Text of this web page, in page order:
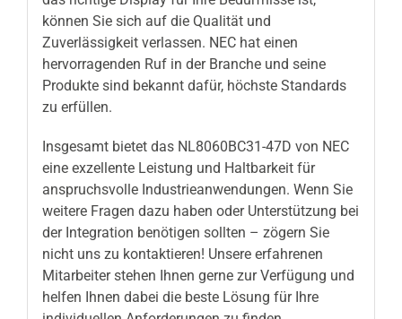
können Sie sich auf die Qualität und
Zuverlässigkeit verlassen. NEC hat einen
hervorragenden Ruf in der Branche und seine
Produkte sind bekannt dafür, höchste Standards
zu erfüllen.
Insgesamt bietet das NL8060BC31-47D von NEC
eine exzellente Leistung und Haltbarkeit für
anspruchsvolle Industrieanwendungen. Wenn Sie
weitere Fragen dazu haben oder Unterstützung bei
der Integration benötigen sollten – zögern Sie
nicht uns zu kontaktieren! Unsere erfahrenen
Mitarbeiter stehen Ihnen gerne zur Verfügung und
helfen Ihnen dabei die beste Lösung für Ihre